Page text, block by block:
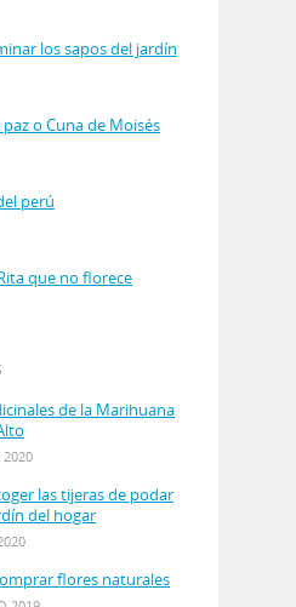
los sapos del jardín
o Cuna de Moisés
perú
que no florece
de la Marihuana
2020
las tijeras de podar
del hogar
flores naturales